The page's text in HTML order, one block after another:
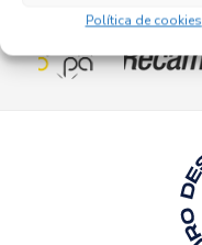
Política de cookies